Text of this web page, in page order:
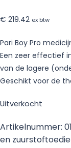
€ 219.42 ex btw
Pari Boy Pro
Een zeer effectief
van de lagere
Geschikt voor de
Uitverkocht
Artikelnummer:
en